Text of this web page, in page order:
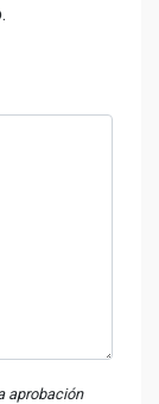
aprobación